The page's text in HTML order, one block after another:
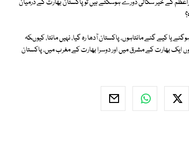
کے خیر سگالی دورے ہوسکتے ہیں تو پاکستان بھارت کے درمیان
یا کیے گئے مانتاہوں، پاکستان آدھا رہ گیا، نہیں مانتا، کیوںکہ
ایک بھارت کے مشرق میں اور دوسرا بھارت کے مغرب میں، پاکستان